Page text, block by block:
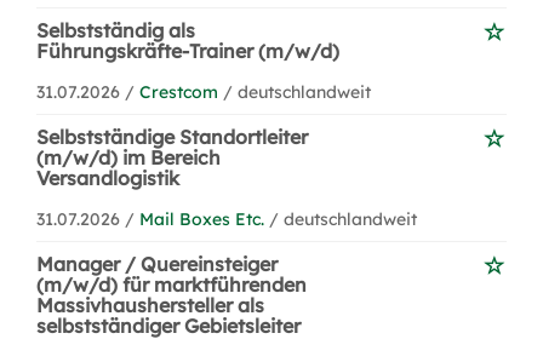
Selbstständig als
Führungskräfte-Trainer (m/w/d)
31.07.2026 / Crestcom / deutschlandweit
Selbstständige Standortleiter
(m/w/d) im Bereich
Versandlogistik
31.07.2026 / Mail Boxes Etc. / deutschlandweit
Manager / Quereinsteiger
(m/w/d) für marktführenden
Massivhaushersteller als
selbstständiger Gebietsleiter